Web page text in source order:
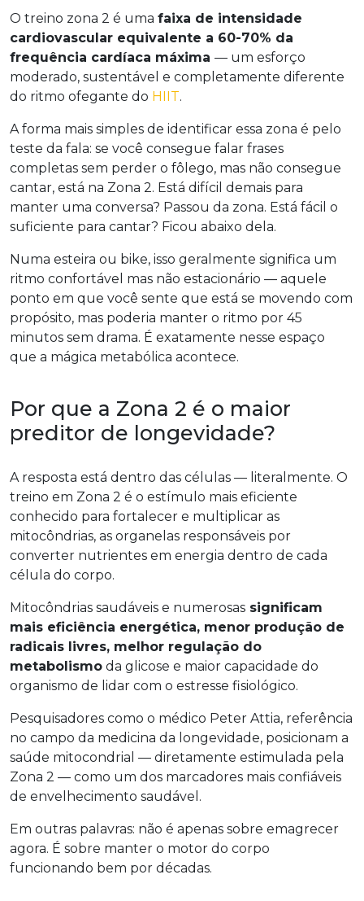
O treino zona 2 é uma faixa de intensidade
cardiovascular equivalente a 60-70% da
frequência cardíaca máxima — um esforço
moderado, sustentável e completamente diferente
do ritmo ofegante do HIIT.
A forma mais simples de identificar essa zona é pelo
teste da fala: se você consegue falar frases
completas sem perder o fôlego, mas não consegue
cantar, está na Zona 2. Está difícil demais para
manter uma conversa? Passou da zona. Está fácil o
suficiente para cantar? Ficou abaixo dela.
Numa esteira ou bike, isso geralmente significa um
ritmo confortável mas não estacionário — aquele
ponto em que você sente que está se movendo com
propósito, mas poderia manter o ritmo por 45
minutos sem drama. É exatamente nesse espaço
que a mágica metabólica acontece.
Por que a Zona 2 é o maior
preditor de longevidade?
A resposta está dentro das células — literalmente. O
treino em Zona 2 é o estímulo mais eficiente
conhecido para fortalecer e multiplicar as
mitocôndrias, as organelas responsáveis por
converter nutrientes em energia dentro de cada
célula do corpo.
Mitocôndrias saudáveis e numerosas significam
mais eficiência energética, menor produção de
radicais livres, melhor regulação do
metabolismo da glicose e maior capacidade do
organismo de lidar com o estresse fisiológico.
Pesquisadores como o médico Peter Attia, referência
no campo da medicina da longevidade, posicionam a
saúde mitocondrial — diretamente estimulada pela
Zona 2 — como um dos marcadores mais confiáveis
de envelhecimento saudável.
Em outras palavras: não é apenas sobre emagrecer
agora. É sobre manter o motor do corpo
funcionando bem por décadas.